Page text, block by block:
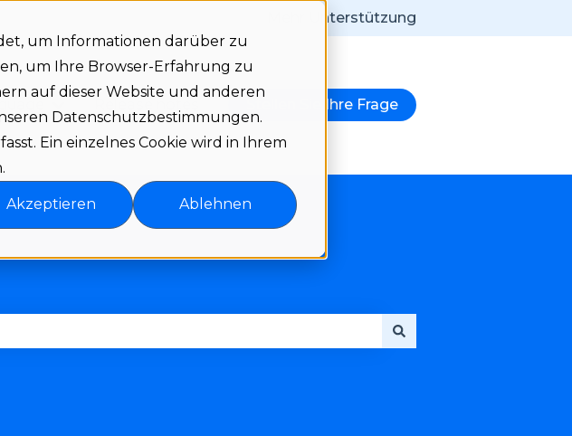
um Informationen darüber zu
um Ihre Browser-Erfahrung zu
auf dieser Website und anderen
Datenschutzbestimmungen.
Ein einzelnes Cookie wird in Ihrem
Akzeptieren Ablehnen
Mehr Unterstützung
für Download anzeigen
Untermenü für Language anzeigen
Stellen Sie Ihre Frage